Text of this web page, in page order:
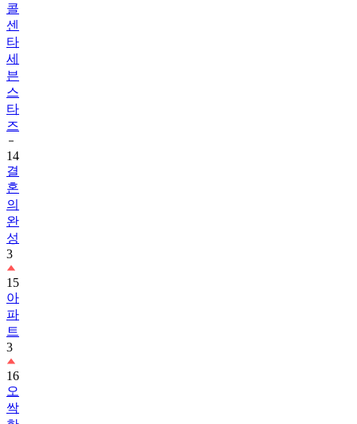
콜
센
타
세
븐
스
타
즈
14
결
혼
의
완
성
3
15
아
파
트
3
16
오
싹